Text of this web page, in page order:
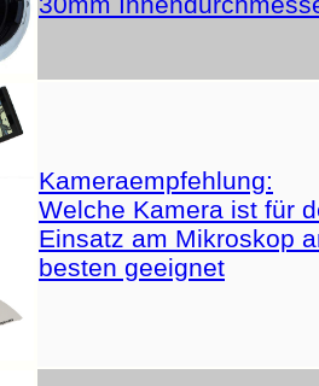
Kameraempfehlung:
Welche Kamera ist für
Einsatz am Mikroskop
besten geeignet